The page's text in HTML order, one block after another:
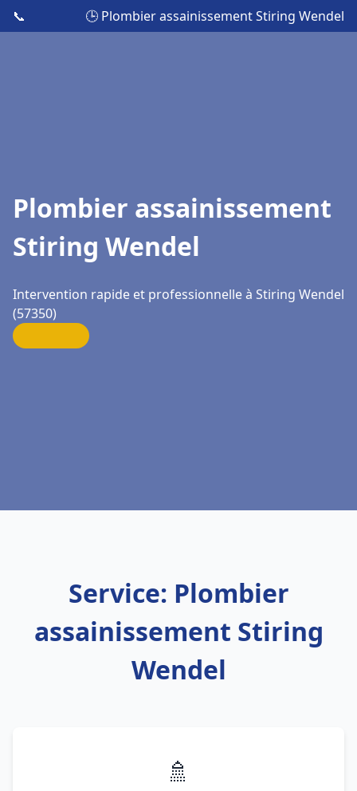
📞 🕒 Plombier assainissement Stiring Wendel
Plombier assainissement
Stiring Wendel
Intervention rapide et professionnelle à Stiring Wendel
(57350)
Service: Plombier
assainissement Stiring
Wendel
🚿